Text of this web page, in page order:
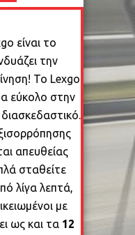
είναι το
την
Το Lexgo
εύκολο στην
απευθείας
σταθείτε
λίγα λεπτά,
με
ως και τα 12